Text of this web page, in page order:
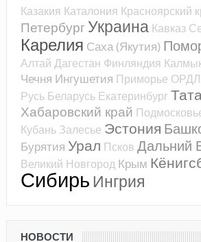
Казакия Каталония Красноярский
Петербург Украина Кавказ
Карелия Саха (Якутия)
Алтай Дагестан Финляндия
Чечня Ингушетия Приморье
Русь Беларусь Екатеринбург
Хабаровский край
Кубань Залесье Эстония
Бурятия Урал Псков Дальний
Великий Новгород Крым
Сибирь Ингрия
НОВОСТИ